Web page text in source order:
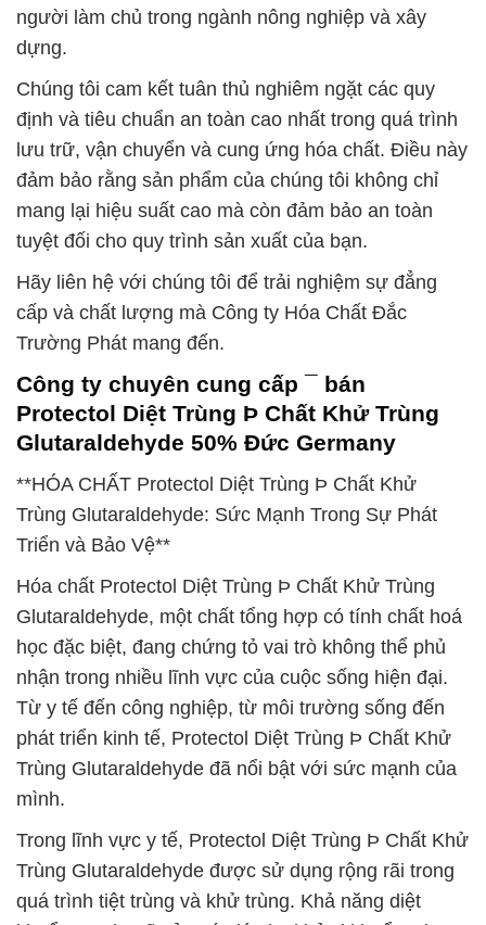
người làm chủ trong ngành nông nghiệp và xây
dựng.
Chúng tôi cam kết tuân thủ nghiêm ngặt các quy
định và tiêu chuẩn an toàn cao nhất trong quá trình
lưu trữ, vận chuyển và cung ứng hóa chất. Điều này
đảm bảo rằng sản phẩm của chúng tôi không chỉ
mang lại hiệu suất cao mà còn đảm bảo an toàn
tuyệt đối cho quy trình sản xuất của bạn.
Hãy liên hệ với chúng tôi để trải nghiệm sự đẳng
cấp và chất lượng mà Công ty Hóa Chất Đắc
Trường Phát mang đến.
Công ty chuyên cung cấp ¯ bán
Protectol Diệt Trùng Þ Chất Khử Trùng
Glutaraldehyde 50% Đức Germany
**HÓA CHẤT Protectol Diệt Trùng Þ Chất Khử
Trùng Glutaraldehyde: Sức Mạnh Trong Sự Phát
Triển và Bảo Vệ**
Hóa chất Protectol Diệt Trùng Þ Chất Khử Trùng
Glutaraldehyde, một chất tổng hợp có tính chất hoá
học đặc biệt, đang chứng tỏ vai trò không thể phủ
nhận trong nhiều lĩnh vực của cuộc sống hiện đại.
Từ y tế đến công nghiệp, từ môi trường sống đến
phát triển kinh tế, Protectol Diệt Trùng Þ Chất Khử
Trùng Glutaraldehyde đã nổi bật với sức mạnh của
mình.
Trong lĩnh vực y tế, Protectol Diệt Trùng Þ Chất Khử
Trùng Glutaraldehyde được sử dụng rộng rãi trong
quá trình tiệt trùng và khử trùng. Khả năng diệt